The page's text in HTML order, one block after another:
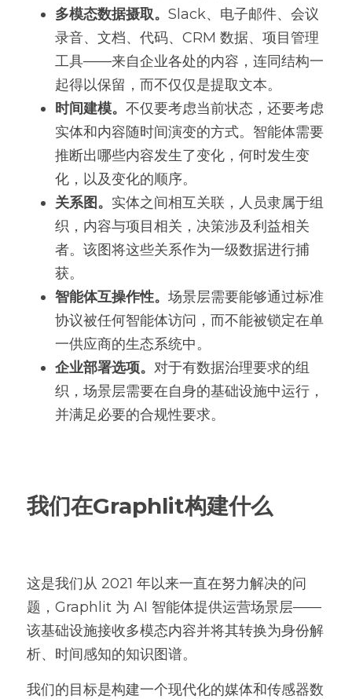
多模态数据摄取。 Slack、电子邮件、会议
录音、文档、代码、CRM 数据、项目管理
工具——来自企业各处的内容，连同结构一
起得以保留，而不仅仅是提取文本。
时间建模。 不仅要考虑当前状态，还要考虑
实体和内容随时间演变的方式。智能体需要
推断出哪些内容发生了变化，何时发生变
化，以及变化的顺序。
关系图。 实体之间相互关联，人员隶属于组
织，内容与项目相关，决策涉及利益相关
者。该图将这些关系作为一级数据进行捕
获。
智能体互操作性。 场景层需要能够通过标准
协议被任何智能体访问，而不能被锁定在单
一供应商的生态系统中。
企业部署选项。 对于有数据治理要求的组
织，场景层需要在自身的基础设施中运行，
并满足必要的合规性要求。
我们在Graphlit构建什么
这是我们从 2021 年以来一直在努力解决的问
题，Graphlit 为 AI 智能体提供运营场景层——
该基础设施接收多模态内容并将其转换为身份解
析、时间感知的知识图谱。
我们的目标是构建一个现代化的媒体和传感器数